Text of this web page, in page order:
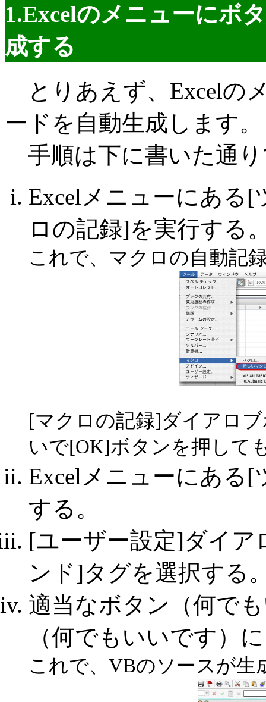
1.Excelのメニューにボ
成する
とりあえず、Excelの
ードを自動生成します。
手順は下に書いた通
Excelメニューにある
ロの記録]を実行する
これで、マクロの自動記
[マクロの記録]ダイアロ
いで[OK]ボタンを押して
Excelメニューにある
する。
[ユーザー設定]ダイア
ンド]タグを選択する
適当なボタン（何で
（何でもいいです）
これで、VBのソースが生